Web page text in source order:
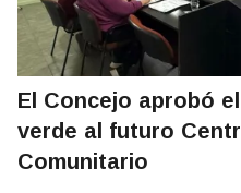
El Concejo aprobó
verde al futuro
Comunitario